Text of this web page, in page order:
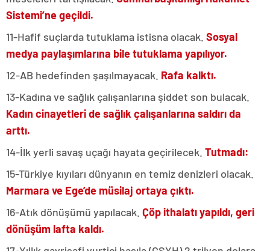
Sistemi’ne geçildi.
11-Hafif suçlarda tutuklama istisna olacak. Sosyal
medya paylaşımlarına bile tutuklama yapılıyor.
12-AB hedefinden şaşılmayacak. Rafa kalktı.
13-Kadına ve sağlık çalışanlarına şiddet son bulacak.
Kadın cinayetleri de sağlık çalışanlarına saldırı da
arttı.
14-İlk yerli savaş uçağı hayata geçirilecek. Tutmadı:
15-Türkiye kıyıları dünyanın en temiz denizleri olacak.
Marmara ve Ege’de müsilaj ortaya çıktı.
16-Atık dönüşümü yapılacak. Çöp ithalatı yapıldı, geri
dönüşüm lafta kaldı.